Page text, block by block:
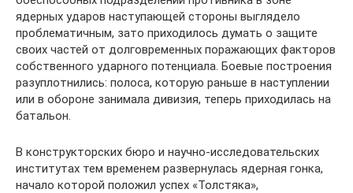
ядерных ударов наступающей стороны выглядело
проблематичным, зато приходилось думать о защите
своих частей от долговременных поражающих факторов
собственного ударного потенциала. Боевые построения
разуплотнились: полоса, которую раньше в наступлении
или в обороне занимала дивизия, теперь приходилась на
батальон.
В конструкторских бюро и научно-исследовательских
институтах тем временем развернулась ядерная гонка,
начало которой положил успех «Толстяка»,